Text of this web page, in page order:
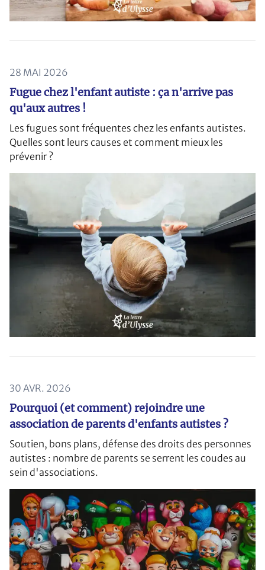
28 MAI 2026
Fugue chez l'enfant autiste : ça n'arrive pas
qu'aux autres !
Les fugues sont fréquentes chez les enfants autistes.
Quelles sont leurs causes et comment mieux les
prévenir ?
30 AVR. 2026
Pourquoi (et comment) rejoindre une
association de parents d'enfants autistes ?
Soutien, bons plans, défense des droits des personnes
autistes : nombre de parents se serrent les coudes au
sein d'associations.